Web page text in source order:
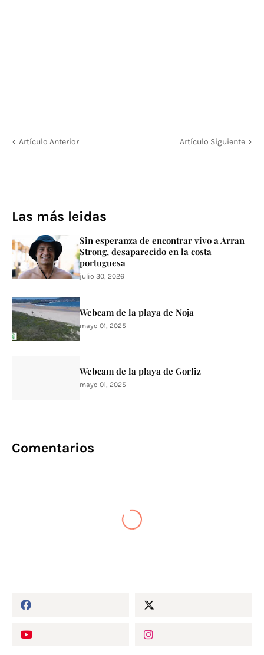
Artículo Anterior Artículo Siguiente
Las más leidas
Sin esperanza de encontrar vivo a Arran
Strong, desaparecido en la costa
portuguesa
julio 30, 2026
Webcam de la playa de Noja
mayo 01, 2025
Webcam de la playa de Gorliz
mayo 01, 2025
Comentarios